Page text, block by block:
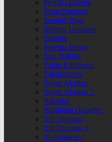
Profili Düzenle
Puan Durumu
Sample Page
Şifremi Unuttum
Sinema
Sinema Detay
Son Dakika
Takip Ettiklerim
Takipçilerim
Yayın Akışları
Yayın Akışları 2
Yazarlar
Yazdığım Haberler
Yol Durumu
Yol Durumu 2
Yorumlarım